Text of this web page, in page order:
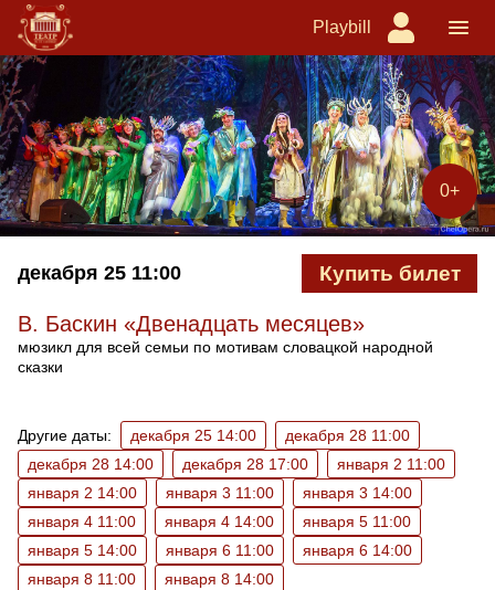
Playbill
0+
декабря 25 11:00 Купить билет
В. Баскин «Двенадцать месяцев»
мюзикл для всей семьи по мотивам словацкой народной
сказки
Другие даты: декабря 25 14:00
декабря 28 11:00
декабря 28 14:00
декабря 28 17:00
января 2 11:00
января 2 14:00
января 3 11:00
января 3 14:00
января 4 11:00
января 4 14:00
января 5 11:00
января 5 14:00
января 6 11:00
января 6 14:00
января 8 11:00
января 8 14:00